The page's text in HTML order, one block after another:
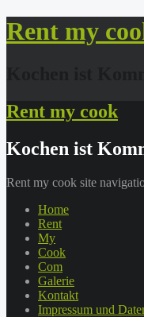
Rent my
Rent my cook
Kochen ist
Rent my cook site
Home
Rent
My
Cook
Com
Galerie
Kontakt
Impressum und